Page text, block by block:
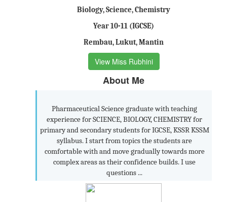
Biology, Science, Chemistry
Year 10-11 (IGCSE)
Rembau, Lukut, Mantin
View Miss Rubhini
About Me
Pharmaceutical Science graduate with teaching
experience for SCIENCE, BIOLOGY, CHEMISTRY for
primary and secondary students for IGCSE, KSSR KSSM
syllabus. I start from topics the students are
comfortable with and move gradually towards more
complex areas as their confidence builds. I use
questions ...